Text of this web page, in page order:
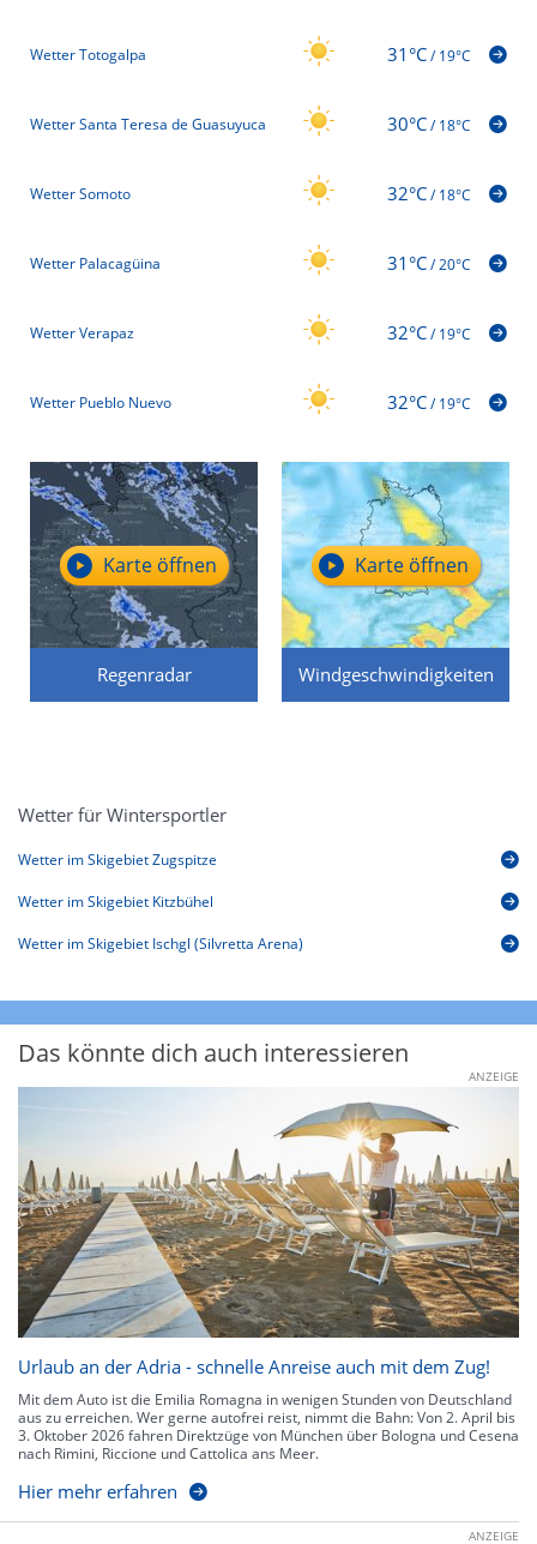
Wetter Totogalpa 31°C/19°C
Wetter Santa Teresa de Guasuyuca 30°C/18°C
Wetter Somoto 32°C/18°C
Wetter Palacagüina 31°C/20°C
Wetter Verapaz 32°C/19°C
Wetter Pueblo Nuevo 32°C/19°C
Regenradar
Karte öffnen
Windgeschwindigkeiten
Karte öffnen
Wetter für Wintersportler
Wetter im Skigebiet Zugspitze
Wetter im Skigebiet Kitzbühel
Wetter im Skigebiet Ischgl (Silvretta Arena)
Das könnte dich auch interessieren
ANZEIGE
Urlaub an der Adria - schnelle Anreise auch mit dem Zug!
Mit dem Auto ist die Emilia Romagna in wenigen Stunden von Deutschland
aus zu erreichen. Wer gerne autofrei reist, nimmt die Bahn: Von 2. April bis
3. Oktober 2026 fahren Direktzüge von München über Bologna und Cesena
nach Rimini, Riccione und Cattolica ans Meer.
Hier mehr erfahren
ANZEIGE